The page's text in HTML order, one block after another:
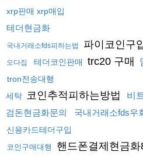
xrp판매 xrp매입
테더현금화
국내거래소fds피하는법 파이코인구
오다집 테더코인판매 trc20 구매
tron전송대행
세탁
코인추적피하는방법
비
검돈현금화문의
국내거래소fds우
신용카드테더구입
코인구매대행 핸드폰결제현금